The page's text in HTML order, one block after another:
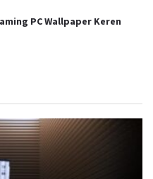
PC Wallpaper Keren